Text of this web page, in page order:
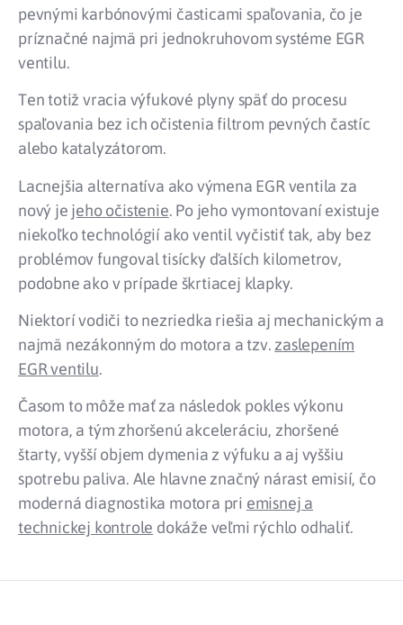
pevnými karbónovými časticami spaľovania, čo je
príznačné najmä pri jednokruhovom systéme EGR
ventilu.
Ten totiž vracia výfukové plyny späť do procesu
spaľovania bez ich očistenia filtrom pevných častíc
alebo katalyzátorom.
Lacnejšia alternatíva ako výmena EGR ventila za
nový je jeho očistenie. Po jeho vymontovaní existuje
niekoľko technológií ako ventil vyčistiť tak, aby bez
problémov fungoval tisícky ďalších kilometrov,
podobne ako v prípade škrtiacej klapky.
Niektorí vodiči to nezriedka riešia aj mechanickým a
najmä nezákonným do motora a tzv. zaslepením
EGR ventilu.
Časom to môže mať za následok pokles výkonu
motora, a tým zhoršenú akceleráciu, zhoršené
štarty, vyšší objem dymenia z výfuku a aj vyššiu
spotrebu paliva. Ale hlavne značný nárast emisií, čo
moderná diagnostika motora pri emisnej a
technickej kontrole dokáže veľmi rýchlo odhaliť.